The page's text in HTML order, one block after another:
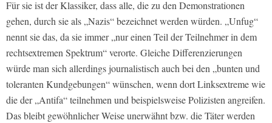
Für sie ist der Klassiker, dass alle, die zu den Demonstrationen
gehen, durch sie als „Nazis“ bezeichnet werden würden. „Unfug“
nennt sie das, da sie immer „nur einen Teil der Teilnehmer in dem
rechtsextremen Spektrum“ verorte. Gleiche Differenzierungen
würde man sich allerdings journalistisch auch bei den „bunten und
toleranten Kundgebungen“ wünschen, wenn dort Linksextreme wie
die der „Antifa“ teilnehmen und beispielsweise Polizisten angreifen.
Das bleibt gewöhnlicher Weise unerwähnt bzw. die Täter werden